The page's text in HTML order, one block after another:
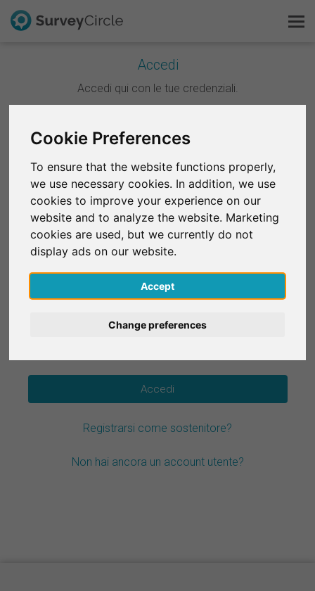
Cookie Preferences
To ensure that the website functions properly,
we use necessary cookies. In addition, we use
cookies to improve your experience on our
website and to analyze the website. Marketing
cookies are used, but we currently do not
display ads on our website.
Accept
Change preferences
Accedi
Accedi qui con le tue credenziali.
Continua con Google
Continua con Facebook
OPPURE
E-mail*
Password*
Registrarsi come sostenitore?
Non hai ancora un account utente?
Questo è SurveyCircle
FAQ
Registrati gratis
English
Deutsch
Français